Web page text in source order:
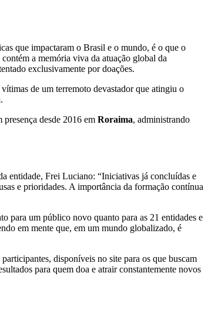
que impactaram o Brasil e o mundo, é o que o
a memória viva da atuação global da
exclusivamente por doações.
de um terremoto devastador que atingiu o
presença desde 2016 em Roraima, administrando
entidade, Frei Luciano: “Iniciativas já concluídas e
e prioridades. A importância da formação contínua
para um público novo quanto para as 21 entidades e
em mente que, em um mundo globalizado, é
disponíveis no site para os que buscam
para quem doa e atrair constantemente novos